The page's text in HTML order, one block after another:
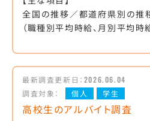
全国の推移／都道府県別の推
（職種別平均時給、月別平均時
最新調査更新日： 2026.06.04
調査対象：
個人 学生
高校生のアルバイト調査